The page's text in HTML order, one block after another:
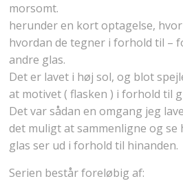
morsomt.
herunder en kort optagelse,
hvordan de tegner i forhold til –
andre glas.
Det er lavet i høj sol, og blot
at motivet ( flasken ) i forhold til
Det var sådan en omgang jeg
det muligt at sammenligne og se
glas ser ud i forhold til hinanden.
Serien består foreløbig af: